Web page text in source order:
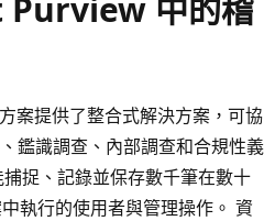
案提供了整合式解決方案，可協
鑑識調查、內部調查和合規性義
捉、記錄並保存數千筆在數十
執行的使用者與管理操作。 資